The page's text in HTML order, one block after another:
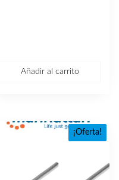
Añadir al carrito
¡Oferta!